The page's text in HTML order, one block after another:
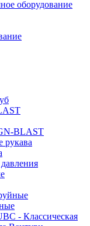
оборудование
BLAST
рукава
- Классическая